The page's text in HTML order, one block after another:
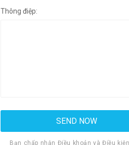
Thông điệp:
Bạn chấp nhận Điều khoản và Điều